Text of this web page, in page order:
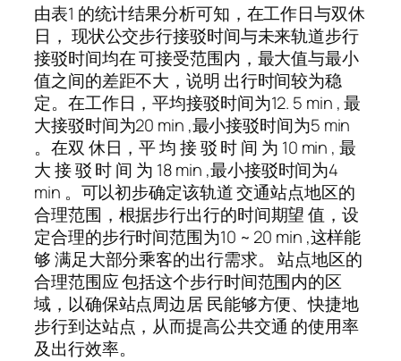
由表1 的统计结果分析可知，在工作日与双休
日， 现状公交步行接驳时间与未来轨道步行
接驳时间均在 可接受范围内，最大值与最小
值之间的差距不大，说明 出行时间较为稳
定。在工作日，平均接驳时间为12. 5 min , 最
大接驳时间为20 min ,最小接驳时间为5 min
。在双 休日，平 均 接 驳 时 间 为 10 min , 最
大 接 驳 时 间 为 18 min ,最小接驳时间为4
min 。可以初步确定该轨道 交通站点地区的
合理范围，根据步行出行的时间期望 值，设
定合理的步行时间范围为10 ~ 20 min ,这样能
够 满足大部分乘客的出行需求。 站点地区的
合理范围应 包括这个步行时间范围内的区
域，以确保站点周边居 民能够方便、快捷地
步行到达站点，从而提高公共交通 的使用率
及出行效率。